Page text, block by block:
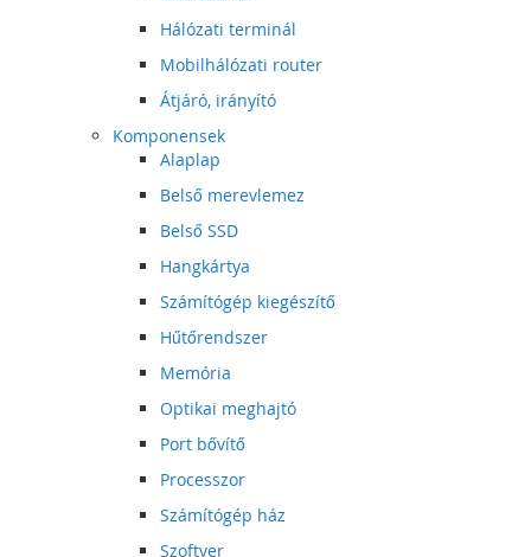
Hálózati terminál
Mobilhálózati router
Átjáró, irányító
Komponensek
Alaplap
Belső merevlemez
Belső SSD
Hangkártya
Számítógép kiegészítő
Hűtőrendszer
Memória
Optikai meghajtó
Port bővítő
Processzor
Számítógép ház
Szoftver